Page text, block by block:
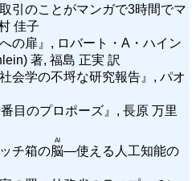
引のことがマンガで3時間でマ
佳子
の扉』, ロバート・A・ハイン
著, 福島 正実 訳
会学の不埒な研究報告』, パオ
番目のプロポーズ』, 長原 万里
チ箱の脳
AI
―使える人工知能の